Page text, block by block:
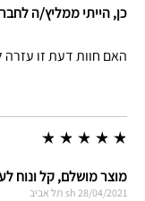
כן, הייתי ממליץ/ה
האם חוות דעת זו עזרה
מוצר מושלם, קל ונוח
28/04/2021
sh תל אביב